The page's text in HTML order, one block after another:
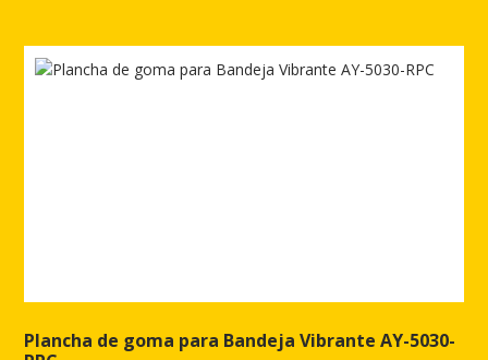
Plancha de goma para Bandeja Vibrante AY-5030-